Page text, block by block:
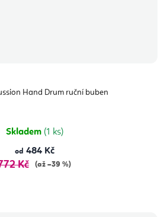
Hand Drum ruční buben
Skladem (1 ks)
od 484 Kč
Kč (až –39 %)